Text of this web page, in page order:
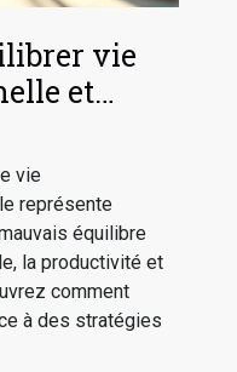
vie
et
?
vie
représente
équilibre
la productivité et
comment
à des stratégies